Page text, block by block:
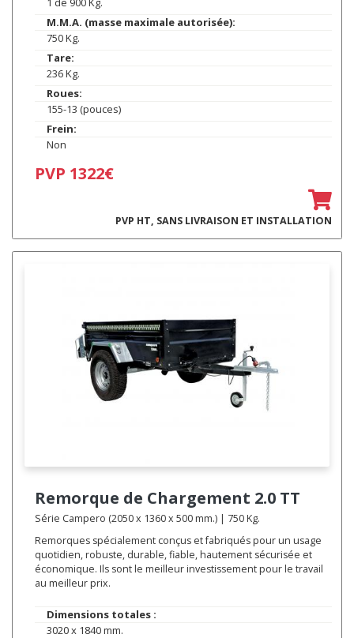
M.M.A. (masse maximale autorisée):
750 Kg.
Tare:
236 Kg.
Roues:
155-13 (pouces)
Frein:
Non
PVP 1322€
PVP HT, SANS LIVRAISON ET INSTALLATION
Remorque de Chargement 2.0 TT
Série Campero (2050 x 1360 x 500 mm.) | 750 Kg.
Remorques spécialement conçus et fabriqués pour un usage
quotidien, robuste, durable, fiable, hautement sécurisée et
économique. Ils sont le meilleur investissement pour le travail
au meilleur prix.
Dimensions totales :
3020 x 1840 mm.